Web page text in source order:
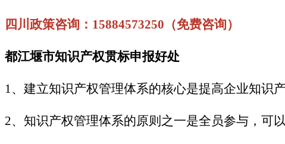
四川政策咨询：15884573250（免费咨询）
都江堰市知识产权贯标申报好处
1、建立知识产权管理体系的核心是提高企业知识
2、知识产权管理体系的原则之一是全员参与，可